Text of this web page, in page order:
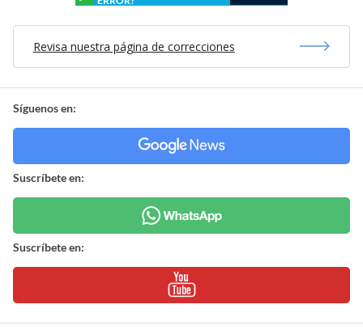
Revisa nuestra página de correcciones
Síguenos en:
Suscríbete en:
Suscríbete en: